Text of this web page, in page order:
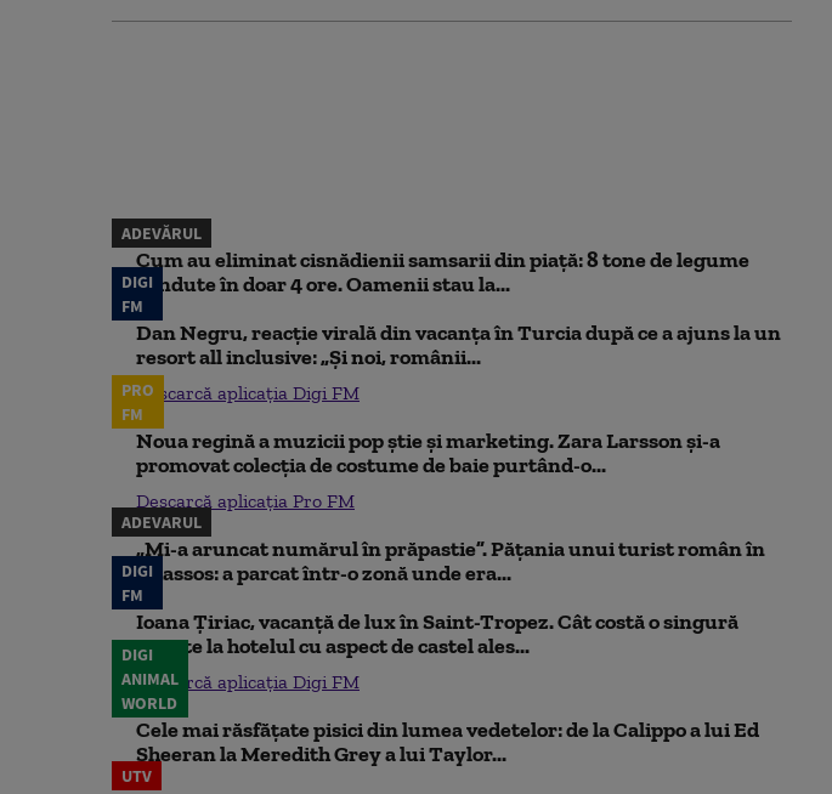
ADEVĂRUL
Cum au eliminat cisnădienii samsarii din piață: 8 tone de legume
vândute în doar 4 ore. Oamenii stau la...
DIGI
FM
Dan Negru, reacție virală din vacanța în Turcia după ce a ajuns la un
resort all inclusive: „Și noi, românii...
Descarcă aplicația Digi FM
PRO
FM
Noua regină a muzicii pop știe și marketing. Zara Larsson și-a
promovat colecția de costume de baie purtând-o...
Descarcă aplicația Pro FM
ADEVARUL
„Mi-a aruncat numărul în prăpastie”. Pățania unui turist român în
Thassos: a parcat într-o zonă unde era...
DIGI
FM
Ioana Țiriac, vacanță de lux în Saint-Tropez. Cât costă o singură
noapte la hotelul cu aspect de castel ales...
Descarcă aplicația Digi FM
DIGI
ANIMAL
WORLD
Cele mai răsfățate pisici din lumea vedetelor: de la Calippo a lui Ed
Sheeran la Meredith Grey a lui Taylor...
UTV